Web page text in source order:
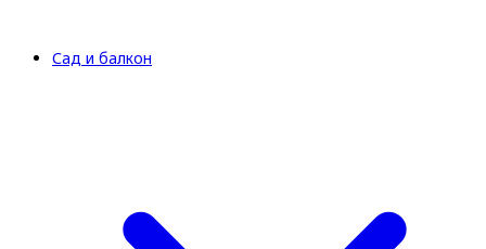
Сад и балкон